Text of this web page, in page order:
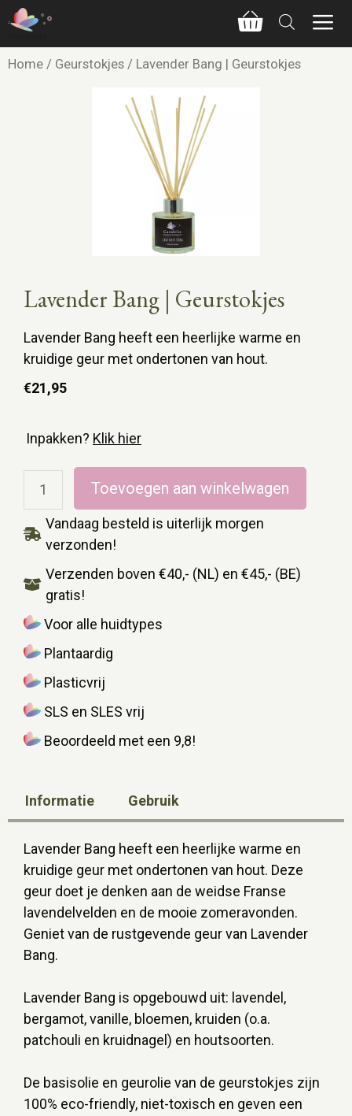
Home / Geurstokjes / Lavender Bang | Geurstokjes
Lavender Bang | Geurstokjes
Lavender Bang heeft een heerlijke warme en
kruidige geur met ondertonen van hout.
€21,95
Inpakken? Klik hier
Toevoegen aan winkelwagen
Vandaag besteld is uiterlijk morgen
verzonden!
Verzenden boven €40,- (NL) en €45,- (BE)
gratis!
Voor alle huidtypes
Plantaardig
Plasticvrij
SLS en SLES vrij
Beoordeeld met een 9,8!
Informatie Gebruik
Lavender Bang heeft een heerlijke warme en
kruidige geur met ondertonen van hout. Deze
geur doet je denken aan de weidse Franse
lavendelvelden en de mooie zomeravonden.
Geniet van de rustgevende geur van Lavender
Bang.
Lavender Bang is opgebouwd uit: lavendel,
bergamot, vanille, bloemen, kruiden (o.a.
patchouli en kruidnagel) en houtsoorten.
De basisolie en geurolie van de geurstokjes zijn
100% eco-friendly, niet-toxisch en geven een